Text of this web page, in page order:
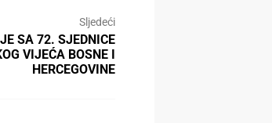
Sljedeći
SA 72. SJEDNICE
VIJEĆA BOSNE I
HERCEGOVINE